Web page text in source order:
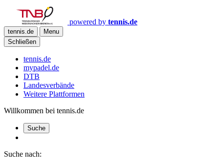
powered by tennis.de
tennis.de
Menu
Schließen
tennis.de
mypadel.de
DTB
Landesverbände
Weitere Plattformen
Willkommen bei tennis.de
Suche
Suche nach: